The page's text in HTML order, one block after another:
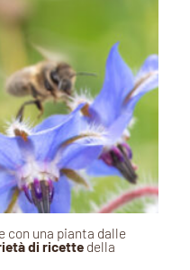
con una pianta dalle
di ricettedella